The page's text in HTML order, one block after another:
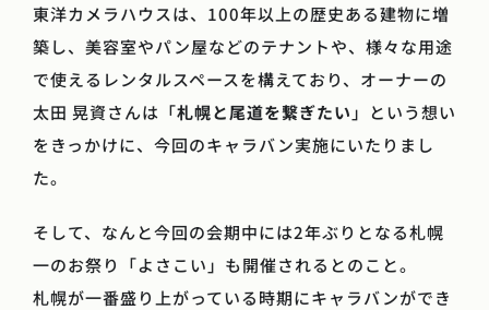
東洋カメラハウスは、100年以上の歴史ある建物に増
築し、美容室やパン屋などのテナントや、様々な用途
で使えるレンタルスペースを構えており、オーナーの
太田 晃資さんは「札幌と尾道を繋ぎたい 」という想い
をきっかけに、今回のキャラバン実施にいたりまし
た。
そして、なんと今回の会期中には2年ぶりとなる札幌
一のお祭り「よさこい」も開催されるとのこと。
札幌が一番盛り上がっている時期にキャラバンができ